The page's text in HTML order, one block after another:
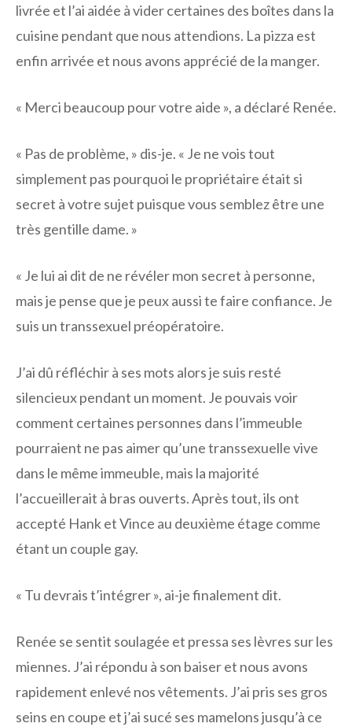
livrée et l’ai aidée à vider certaines des boîtes dans la
cuisine pendant que nous attendions. La pizza est
enfin arrivée et nous avons apprécié de la manger.
« Merci beaucoup pour votre aide », a déclaré Renée.
« Pas de problème, » dis-je. « Je ne vois tout
simplement pas pourquoi le propriétaire était si
secret à votre sujet puisque vous semblez être une
très gentille dame. »
« Je lui ai dit de ne révéler mon secret à personne,
mais je pense que je peux aussi te faire confiance. Je
suis un transsexuel préopératoire.
J’ai dû réfléchir à ses mots alors je suis resté
silencieux pendant un moment. Je pouvais voir
comment certaines personnes dans l’immeuble
pourraient ne pas aimer qu’une transsexuelle vive
dans le même immeuble, mais la majorité
l’accueillerait à bras ouverts. Après tout, ils ont
accepté Hank et Vince au deuxième étage comme
étant un couple gay.
« Tu devrais t’intégrer », ai-je finalement dit.
Renée se sentit soulagée et pressa ses lèvres sur les
miennes. J’ai répondu à son baiser et nous avons
rapidement enlevé nos vêtements. J’ai pris ses gros
seins en coupe et j’ai sucé ses mamelons jusqu’à ce